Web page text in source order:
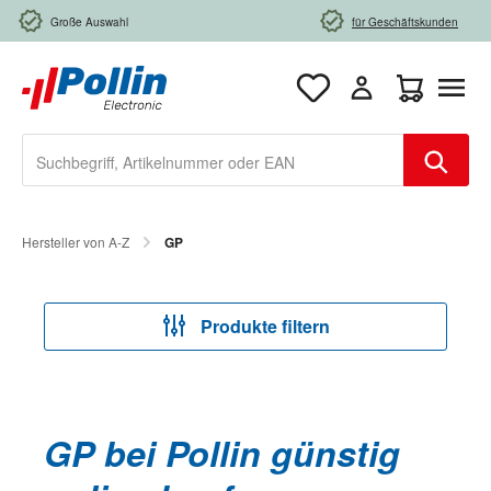
Zum Hauptinhalt springen
Große Auswahl für Geschäftskunden
Hersteller von A-Z GP
Produkte filtern
GP bei Pollin günstig